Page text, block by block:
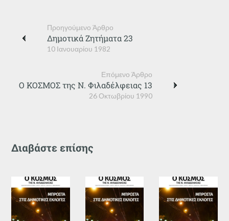
Προηγούμενο Άρθρο
10 Ιανουαρίου 1982
Δημοτικά Ζητήματα 23
Επόμενο Άρθρο
26 Οκτωβρίου 1990
Ο ΚΟΣΜΟΣ της Ν. Φιλαδέλφειας 13
Διαβάστε επίσης